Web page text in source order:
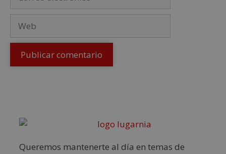
Queremos mantenerte al día en temas de